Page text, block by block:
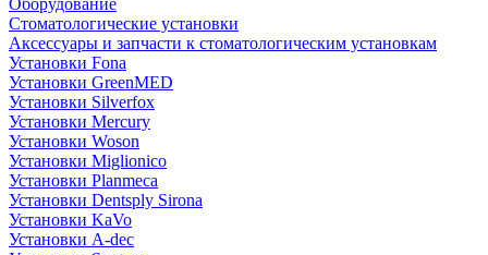
Оборудование
Стоматологические установки
Аксессуары и запчасти к стоматологическим установкам
Установки Fona
Установки GreenMED
Установки Silverfox
Установки Mercury
Установки Woson
Установки Miglionico
Установки Planmeca
Установки Dentsply Sirona
Установки KaVo
Установки A-dec